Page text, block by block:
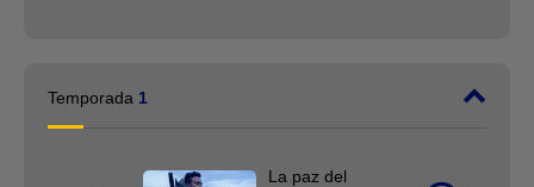
Temporada 1
La paz del